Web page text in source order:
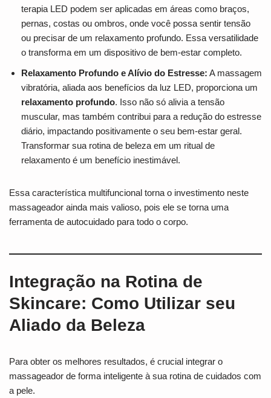
terapia LED podem ser aplicadas em áreas como braços,
pernas, costas ou ombros, onde você possa sentir tensão
ou precisar de um relaxamento profundo. Essa versatilidade
o transforma em um dispositivo de bem-estar completo.
Relaxamento Profundo e Alívio do Estresse: A massagem
vibratória, aliada aos benefícios da luz LED, proporciona um
relaxamento profundo. Isso não só alivia a tensão
muscular, mas também contribui para a redução do estresse
diário, impactando positivamente o seu bem-estar geral.
Transformar sua rotina de beleza em um ritual de
relaxamento é um benefício inestimável.
Essa característica multifuncional torna o investimento neste
massageador ainda mais valioso, pois ele se torna uma
ferramenta de autocuidado para todo o corpo.
Integração na Rotina de
Skincare: Como Utilizar seu
Aliado da Beleza
Para obter os melhores resultados, é crucial integrar o
massageador de forma inteligente à sua rotina de cuidados com
a pele.